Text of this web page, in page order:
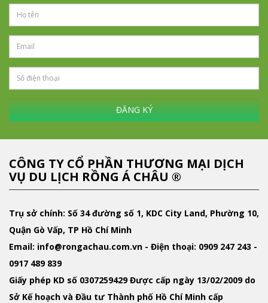
ĐĂNG KÝ
CÔNG TY CỔ PHẦN THƯƠNG MẠI DỊCH
VỤ DU LỊCH RỒNG Á CHÂU ®
Trụ sở chính: Số 34 đường số 1, KDC City Land, Phường 10,
Quận Gò Vấp, TP Hồ Chí Minh
Email: info@rongachau.com.vn - Điện thoại: 0909 247 243 -
0917 489 839
Giấy phép KD số 0307259429 Được cấp ngày 13/02/2009 do
Sở Kế hoạch và Đầu tư Thành phố Hồ Chí Minh cấp